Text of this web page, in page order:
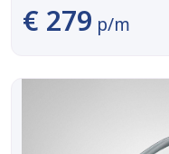
€ 279 p/m